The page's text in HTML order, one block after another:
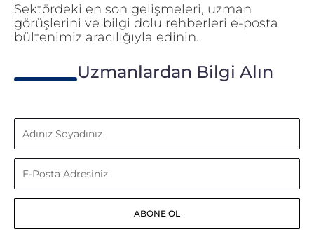
Sektördeki en son gelişmeleri, uzman
görüşlerini ve bilgi dolu rehberleri e-posta
bültenimiz aracılığıyla edinin.
Uzmanlardan Bilgi Alın
Adınız
Soyadınız
E-
Posta
ABONE OL